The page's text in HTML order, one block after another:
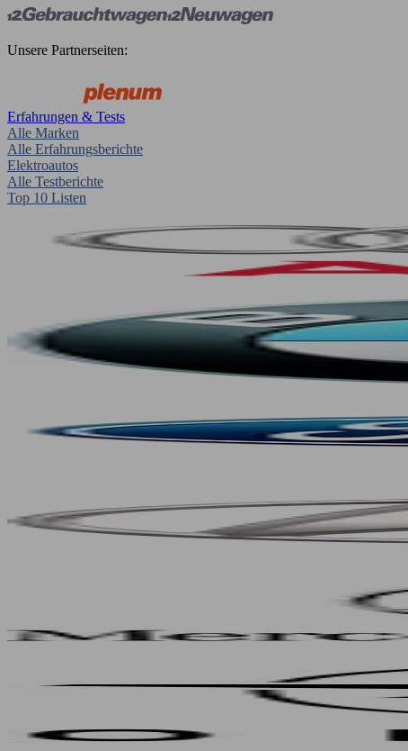
Unsere Partnerseiten:
Erfahrungen & Tests
Alle Marken
Alle Erfahrungsberichte
Elektroautos
Alle Testberichte
Top 10 Listen